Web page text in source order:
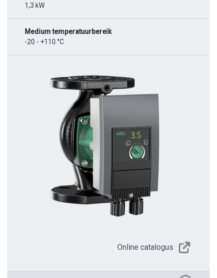
1,3 kW
Medium temperatuurbereik
-20 - +110 °C
Online catalogus